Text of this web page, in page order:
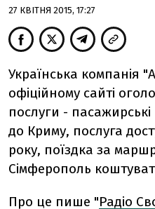
27 КВІТНЯ 2015, 17:27
Українська компанія
офіційному сайті
послуги -
до Криму, послуга
року, поїздка за
Сімферополь
Про це пише "Радіо